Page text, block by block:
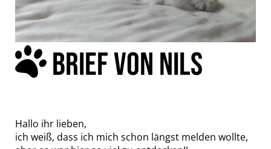
BRIEF VON NILS
Hallo ihr lieben,
ich weiß, dass ich mich schon längst melden wollte,